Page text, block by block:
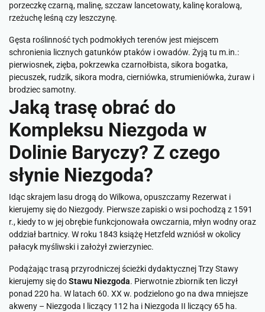
porzeczkę czarną, malinę, szczaw lancetowaty, kalinę koralową,
rzeżuchę leśną czy leszczynę.
Gęsta roślinność tych podmokłych terenów jest miejscem
schronienia licznych gatunków ptaków i owadów. Żyją tu m.in.:
pierwiosnek, zięba, pokrzewka czarnołbista, sikora bogatka,
piecuszek, rudzik, sikora modra, cierniówka, strumieniówka, żuraw i
brodziec samotny.
Jaką trasę obrać do
Kompleksu Niezgoda w
Dolinie Baryczy? Z czego
słynie Niezgoda?
Idąc skrajem lasu drogą do Wilkowa, opuszczamy Rezerwat i
kierujemy się do Niezgody. Pierwsze zapiski o wsi pochodzą z 1591
r., kiedy to w jej obrębie funkcjonowała owczarnia, młyn wodny oraz
oddział bartnicy. W roku 1843 książę Hetzfeld wzniósł w okolicy
pałacyk myśliwski i założył zwierzyniec.
Podążając trasą przyrodniczej ścieżki dydaktycznej Trzy Stawy
kierujemy się doStawu Niezgoda. Pierwotnie zbiornik ten liczył
ponad 220 ha. W latach 60. XX w. podzielono go na dwa mniejsze
akweny – Niezgoda I liczący 112 ha i Niezgoda II liczący 65 ha.